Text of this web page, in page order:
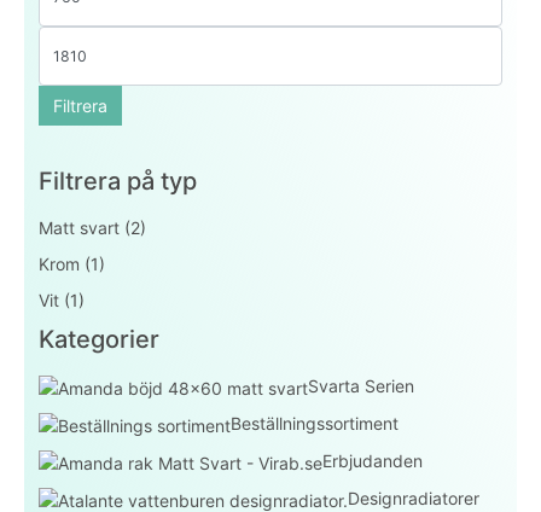
Filtrera
Filtrera på typ
Matt svart (2)
Krom (1)
Vit (1)
Kategorier
Svarta Serien
Beställningssortiment
Erbjudanden
Designradiatorer